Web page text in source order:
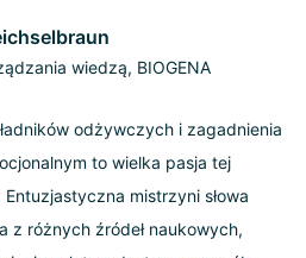
wiedzą, BIOGENA
odżywczych i zagadnienia
to wielka pasja tej
mistrzyni słowa
z różnych źródeł naukowych,